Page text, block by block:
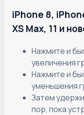
iPhone 8,
XS Max, 11 и
Нажмите и
увеличения
Нажмите и
уменьшения
Затем
пор, пока